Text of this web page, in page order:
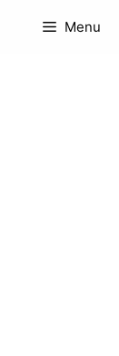
Menu